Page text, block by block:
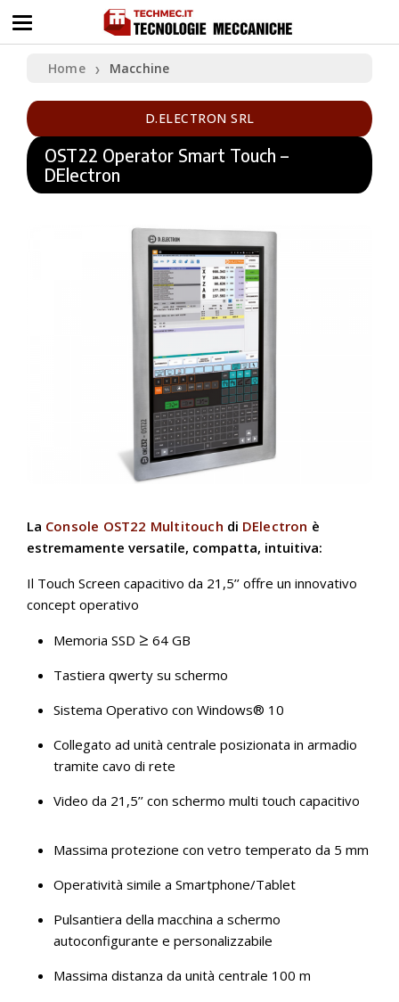
Home ❯ Macchine
D.ELECTRON SRL
OST22 Operator Smart Touch –
DElectron
La Console OST22 Multitouch di DElectron è
estremamente versatile, compatta, intuitiva:
Il Touch Screen capacitivo da 21,5’’ offre un innovativo
concept operativo
Memoria SSD ≥ 64 GB
Tastiera qwerty su schermo
Sistema Operativo con Windows® 10
Collegato ad unità centrale posizionata in armadio
tramite cavo di rete
Video da 21,5’’ con schermo multi touch capacitivo
Massima protezione con vetro temperato da 5 mm
Operatività simile a Smartphone/Tablet
Pulsantiera della macchina a schermo
autoconfigurante e personalizzabile
Massima distanza da unità centrale 100 m